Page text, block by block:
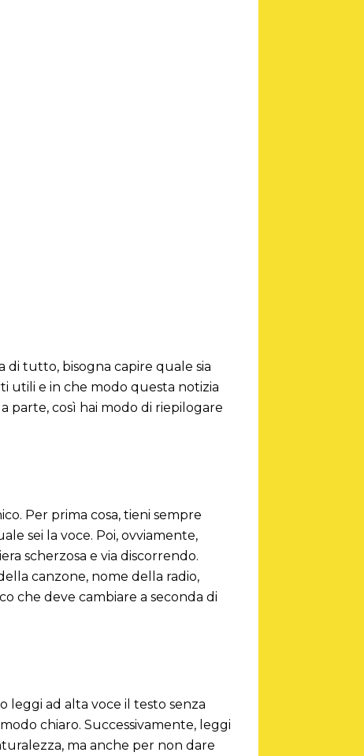
di tutto, bisogna capire quale sia
utili e in che modo questa notizia
così hai modo di riepilogare
Per prima cosa, tieni sempre
sei la voce. Poi, ovviamente,
scherzosa e via discorrendo.
canzone, nome della radio,
che deve cambiare a seconda di
leggi ad alta voce il testo senza
chiaro. Successivamente, leggi
ma anche per non dare